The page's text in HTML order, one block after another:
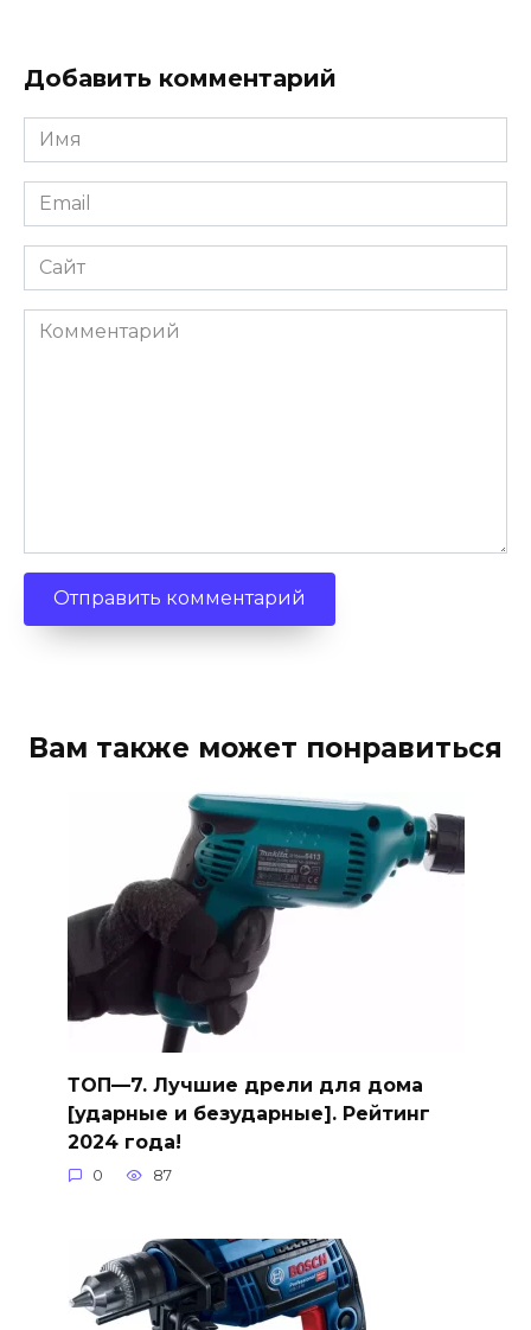
Добавить комментарий
Имя
Email
Сайт
Комментарий
Вам также может понравиться
ТОП—7. Лучшие дрели для дома
[ударные и безударные]. Рейтинг
2024 года!
0 87